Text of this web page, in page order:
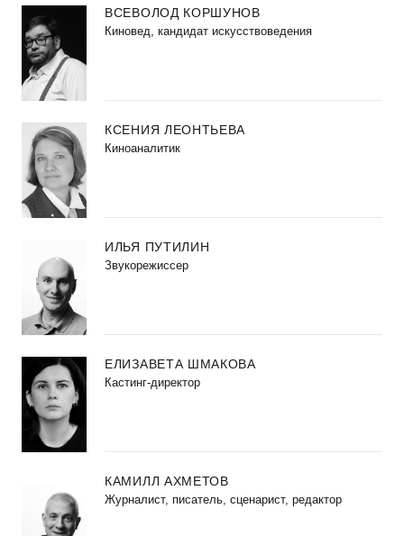
ВСЕВОЛОД КОРШУНОВ
Киновед, кандидат искусствоведения
КСЕНИЯ ЛЕОНТЬЕВА
Киноаналитик
ИЛЬЯ ПУТИЛИН
Звукорежиссер
ЕЛИЗАВЕТА ШМАКОВА
Кастинг-директор
КАМИЛЛ АХМЕТОВ
Журналист, писатель, сценарист, редактор